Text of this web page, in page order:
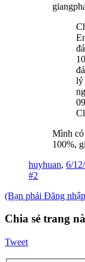
lý
Mình
100%,
huyhuan, 6/
#2
(Bạn phải Đăng
Chia sẻ trang
Tweet